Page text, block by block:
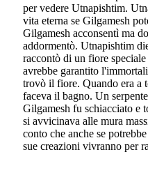
per vedere Utnapishtim.
vita eterna se Gilgamesh
Gilgamesh acconsentì ma
addormentò. Utnapishtim
raccontò di un fiore
avrebbe garantito
trovò il fiore. Quando era a
faceva il bagno. Un
Gilgamesh fu schiacciato e
si avvicinava alle mura
conto che anche se
sue creazioni vivranno per